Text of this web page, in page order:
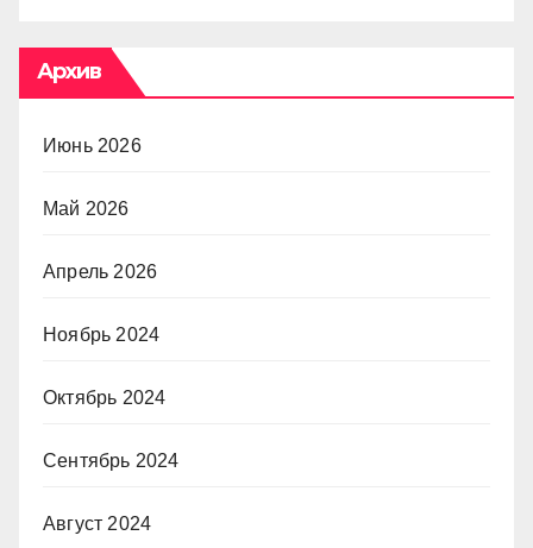
Архив
Июнь 2026
Май 2026
Апрель 2026
Ноябрь 2024
Октябрь 2024
Сентябрь 2024
Август 2024